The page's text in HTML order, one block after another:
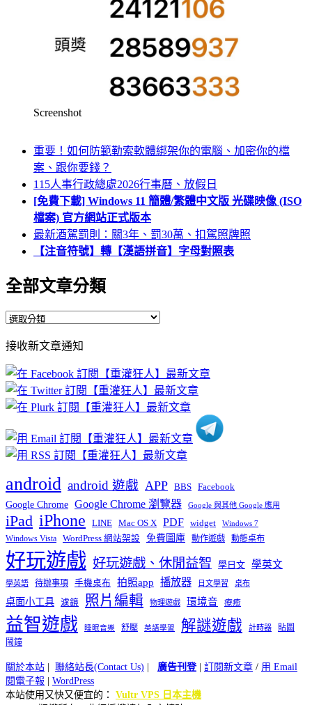
Screenshot
重要！如何防範勒索軟體綁架你的電腦、加密你的檔
案、跟你要錢？
115人事行政總處2026行事曆、放假日
[免費下載] Windows 11 簡體/繁體中文版 光碟映像 (ISO
檔案) 官方網站正式版本
最新酒駕罰則：關3年、罰30萬、扣駕照牌照
【注音符號】轉【漢語拼音】字母對照表
全部文章分類
全
文
章
分
類
接收新文章通知
android android 遊戲 APP BBS Facebook
Google Chrome Google Chrome 瀏覽器 Google 與其他 Google 應用
iPad iPhone LINE Mac OS X PDF widget Windows 7
Windows Vista WordPress 網站架設 免費圖庫 動作遊戲 動態桌布
好玩遊戲 好玩遊戲、休閒益智 學日文 學英文
學英語 待辦事項 手機桌布 拍照app 播放器 日文學習 桌布
桌面小工具 濾鏡 照片編輯 物理遊戲 環境音 療癒
益智遊戲 睡眠音樂 舒壓 英語學習 解謎遊戲 計時器
貼圖
鬧鐘
關於本站 | 聯絡站長(Contact Us) | 廣告刊登| 訂閱新文章 / 用 Email
閱電子報 | WordPress
本站使用又快又便宜的： Vultr VPS 日本主機